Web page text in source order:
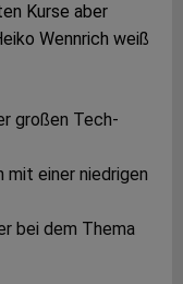
Kurse aber
Wennrich weiß
großen Tech-
einer niedrigen
bei dem Thema